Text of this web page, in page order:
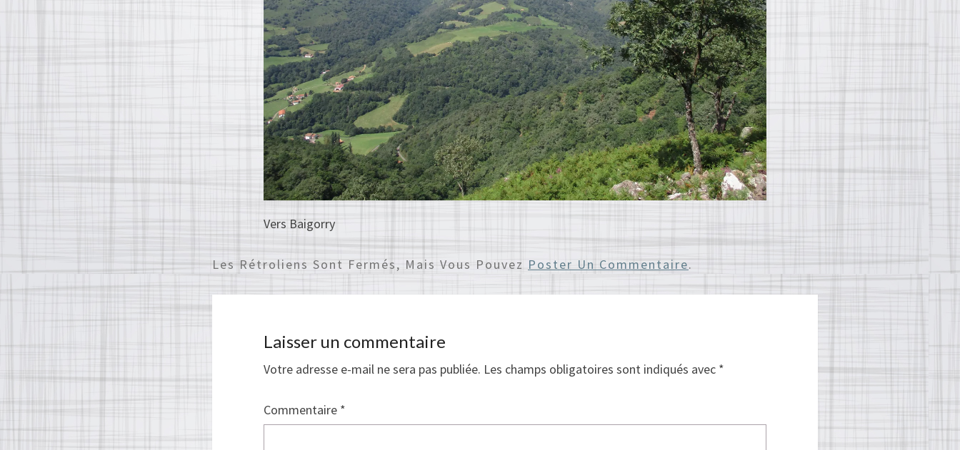
Vers Baigorry
Les Rétroliens Sont Fermés, Mais Vous Pouvez Poster Un Commentaire.
Laisser un commentaire
Votre adresse e-mail ne sera pas publiée. Les champs obligatoires sont indiqués avec *
Commentaire *